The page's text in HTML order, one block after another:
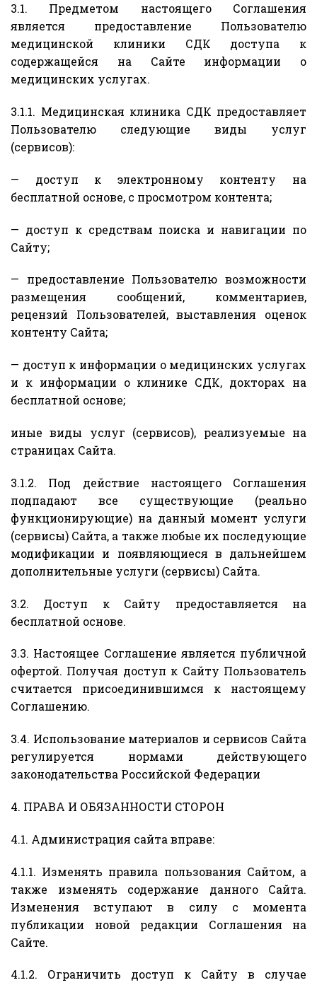
3.1. Предметом настоящего Соглашения
является предоставление Пользователю
медицинской клиники СДК доступа к
содержащейся на Сайте информации о
медицинских услугах.
3.1.1. Медицинская клиника СДК предоставляет
Пользователю следующие виды услуг
(сервисов):
— доступ к электронному контенту на
бесплатной основе, с просмотром контента;
— доступ к средствам поиска и навигации по
Сайту;
— предоставление Пользователю возможности
размещения сообщений, комментариев,
рецензий Пользователей, выставления оценок
контенту Сайта;
— доступ к информации о медицинских услугах
и к информации о клинике СДК, докторах на
бесплатной основе;
иные виды услуг (сервисов), реализуемые на
страницах Сайта.
3.1.2. Под действие настоящего Соглашения
подпадают все существующие (реально
функционирующие) на данный момент услуги
(сервисы) Сайта, а также любые их последующие
модификации и появляющиеся в дальнейшем
дополнительные услуги (сервисы) Сайта.
3.2. Доступ к Сайту предоставляется на
бесплатной основе.
3.3. Настоящее Соглашение является публичной
офертой. Получая доступ к Сайту Пользователь
считается присоединившимся к настоящему
Соглашению.
3.4. Использование материалов и сервисов Сайта
регулируется нормами действующего
законодательства Российской Федерации
4. ПРАВА И ОБЯЗАННОСТИ СТОРОН
4.1. Администрация сайта вправе:
4.1.1. Изменять правила пользования Сайтом, а
также изменять содержание данного Сайта.
Изменения вступают в силу с момента
публикации новой редакции Соглашения на
Сайте.
4.1.2. Ограничить доступ к Сайту в случае